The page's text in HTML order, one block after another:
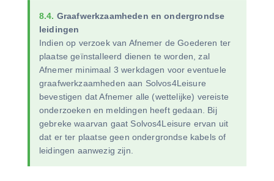
8.4. Graafwerkzaamheden en ondergrondse
leidingen
Indien op verzoek van Afnemer de Goederen ter
plaatse geïnstalleerd dienen te worden, zal
Afnemer minimaal 3 werkdagen voor eventuele
graafwerkzaamheden aan Solvos4Leisure
bevestigen dat Afnemer alle (wettelijke) vereiste
onderzoeken en meldingen heeft gedaan. Bij
gebreke waarvan gaat Solvos4Leisure ervan uit
dat er ter plaatse geen ondergrondse kabels of
leidingen aanwezig zijn.